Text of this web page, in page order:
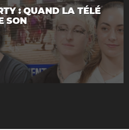
: QUAND LA TÉLÉ
SON